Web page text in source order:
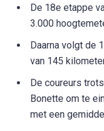
De 18e etappe
3.000
Daarna volgt de
van 145
De coureurs
Bonette om te
met een